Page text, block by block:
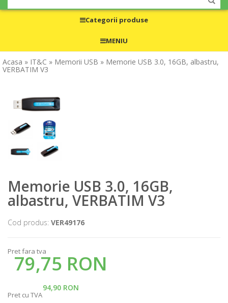
Categorii produse
MENIU
Acasa » IT&C » Memorii USB » Memorie USB 3.0, 16GB, albastru,
VERBATIM V3
Memorie USB 3.0, 16GB,
albastru, VERBATIM V3
Cod produs: VER49176
Pret fara tva
79,75 RON
94,90 RON
Pret cu TVA